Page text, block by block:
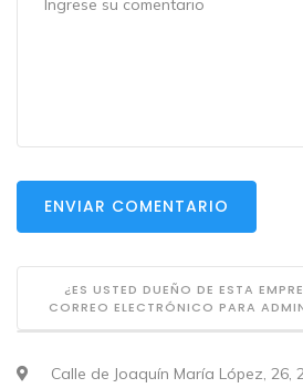
ENVIAR COMENTARIO
¿ES USTED DUEÑO DE ESTA
CORREO ELECTRÓNICO PARA
Calle de Joaquín María López, 26,